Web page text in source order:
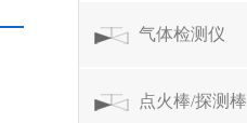
气体检测仪
点火棒/探测棒